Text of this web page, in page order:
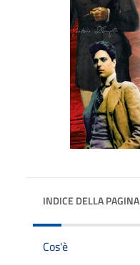
INDICE DELLA PAGINA
Cos'è